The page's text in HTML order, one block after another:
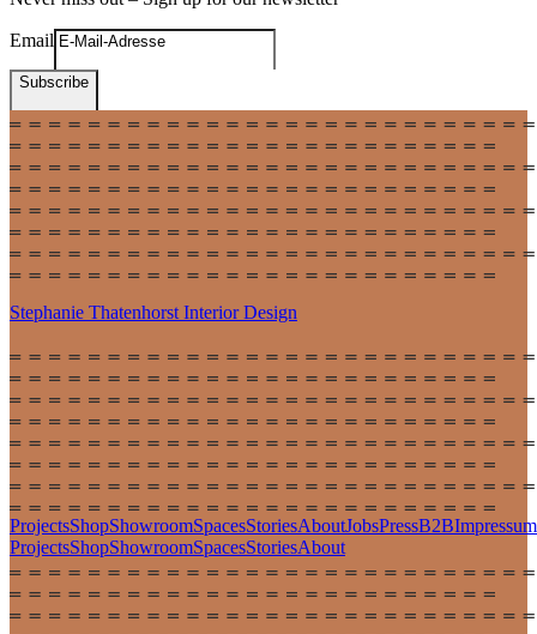
Email
Subscribe
Stephanie Thatenhorst Interior Design
ProjectsShopShowroomSpacesStoriesAboutJobsPressB2BImpressum
ProjectsShopShowroomSpacesStoriesAbout